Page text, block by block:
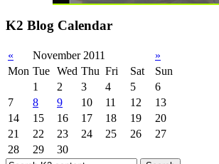
K2 Blog Calendar
« November 2011
»
Mon Tue Wed Thu Fri Sat
Sun
1
2 3 4 5
6
7
8 9 10 11 12
13
14
15 16 17 18 19
20
21
22 23 24 25 26
27
28
29 30